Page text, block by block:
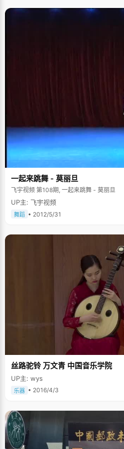
做事情果断一点儿，不会那么在意细节，也
想把字练得更好一些，平时写字的时候会注意怎
在她的回忆里，在小学二年级之前的她，
说我那时候可爱学习了，每天不写完作业
鑫雨就有些抵抗不了电视的诱惑了，经常
勇。"拿冷毛巾给电视降温，还要记住电视
器是在哪个位置，现在想想觉得看电视好
视。"杜鑫雨小的时候虽然喜欢看电视，但
了。"我喜欢在学校的时候就是学习，回到
这样向我们解释到。除此之外，爸爸妈妈
给了她很大的自由空间。这使得杜鑫雨很
人云亦云，这也为她以后步入社会打下了良好的基础。 进
位 现在的杜鑫雨已经一名大二的学生了，这个学期，她和同学们一起成立了
一个团队，参加了欧莱雅的校园义卖活动
动的落实，身为队长的杜鑫雨在队友们的
了很多，与此同时通过这个活动也能让我
后要走怎样的路。"杜鑫雨告诉我们，"她
然在自我定位，但是还是在适应着北大的环
采访中，杜鑫雨总是笑嘻嘻的样子，露出
到她对生活的热情，也希望她真的能不断
一起来跳舞 - 莫丽旦
飞宇视频 第108期, 一起来跳舞 - 莫丽旦
UP主: 飞宇视频
舞蹈 • 2012/5/31
丝路驼铃 万文青 中国音乐学院
UP主: wys
乐器 • 2016/4/3